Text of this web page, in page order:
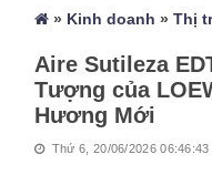
» Kinh doanh »Thị
Aire Sutileza
Tượng của
Hương Mới
Thứ 6, 20/06/2026 06:46:43